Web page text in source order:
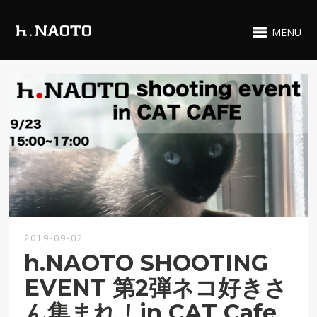
MENU
2019-09-02
h.NAOTO SHOOTING
EVENT 第2弾ネコ好きさ